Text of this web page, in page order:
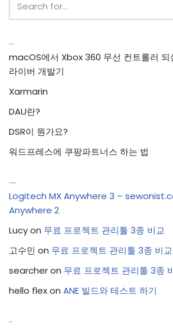
macOS에서 Xbox 360 무선 컨트롤러
라이버 개발기
Xarmarin
DAU란?
DSR이 뭔가요?
워드프레스에 쿠팡파트너스 하는 법
Logitech MX Anywhere 3 –
Anywhere 2
Lucyon 무료 프로젝트 관리툴 3종 비교
고수민 on 무료 프로젝트 관리툴 3종 비교
searcheron 무료 프로젝트 관리툴 3종
hello flexon ANE 빌드와 테스트 하기